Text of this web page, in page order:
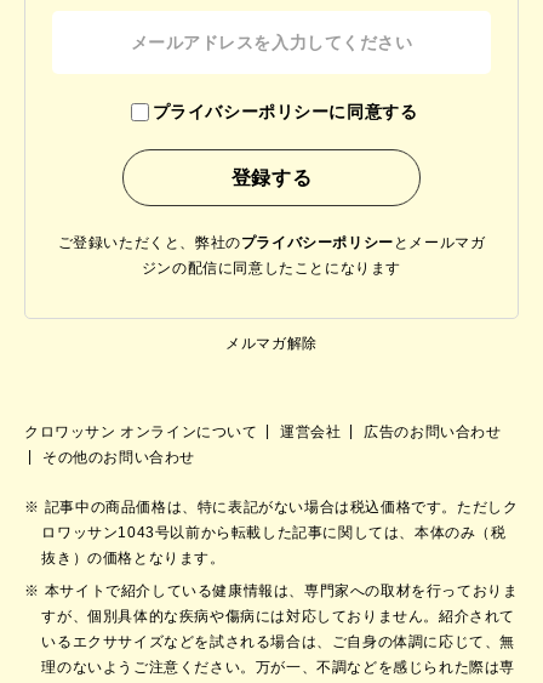
プライバシーポリシーに同意する
ご登録いただくと、弊社のプライバシーポリシー と メールマガ
ジンの配信に同意したことになります
メルマガ解除
クロワッサン オンラインについて 運営会社
広告のお問い合わせ
その他のお問い合わせ
記事中の商品価格は、特に表記がない場合は税込価格です。ただしク
ロワッサン1043号以前から転載した記事に関しては、本体のみ（税
抜き）の価格となります。
本サイトで紹介している健康情報は、専門家への取材を行っておりま
すが、個別具体的な疾病や傷病には対応しておりません。紹介されて
いるエクササイズなどを試される場合は、ご自身の体調に応じて、無
理のないようご注意ください。万が一、不調などを感じられた際は専